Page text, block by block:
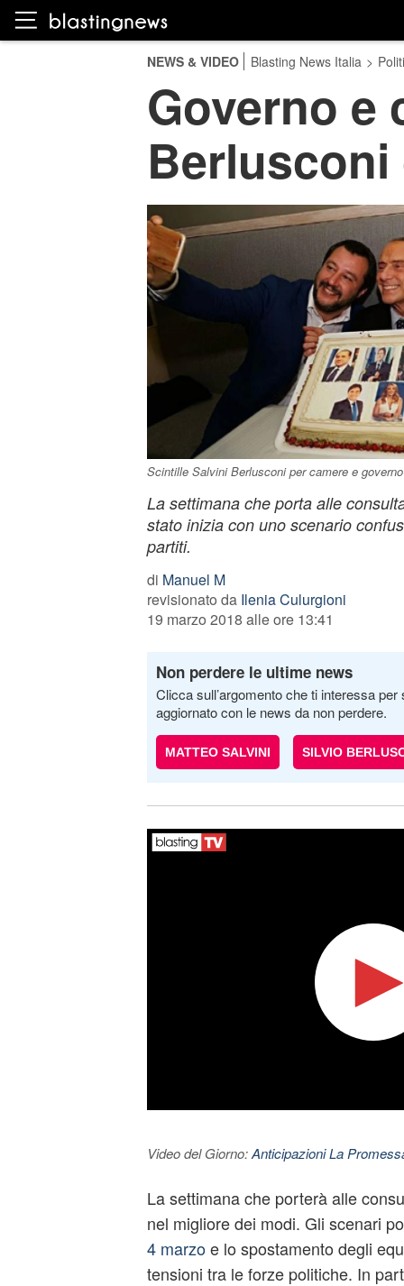
NEWS & VIDEO Blasting News Italia >
Governo e
Scintille Salvini Berlusconi per camere e
La settimana che porta alle
stato inizia con uno scenario
partiti.
di Manuel M
revisionato da Ilenia Culurgioni
19 marzo 2018 alle ore 13:41
Non perdere le ultime news
Clicca sull’argomento che ti interessa
aggiornato con le news da non perdere.
MATTEO SALVINI SILVIO
Video del Giorno:Anticipazioni La
La settimana che porterà alle
nel migliore dei modi. Gli scenari
4 marzoe lo spostamento degli
tensioni tra le forze politiche. In